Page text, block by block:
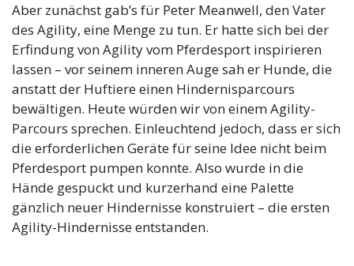
Aber zunächst gab’s für Peter Meanwell, den Vater
des Agility, eine Menge zu tun. Er hatte sich bei der
Erfindung von Agility vom Pferdesport inspirieren
lassen – vor seinem inneren Auge sah er Hunde, die
anstatt der Huftiere einen Hindernisparcours
bewältigen. Heute würden wir von einem Agility-
Parcours sprechen. Einleuchtend jedoch, dass er sich
die erforderlichen Geräte für seine Idee nicht beim
Pferdesport pumpen konnte. Also wurde in die
Hände gespuckt und kurzerhand eine Palette
gänzlich neuer Hindernisse konstruiert – die ersten
Agility-Hindernisse entstanden.